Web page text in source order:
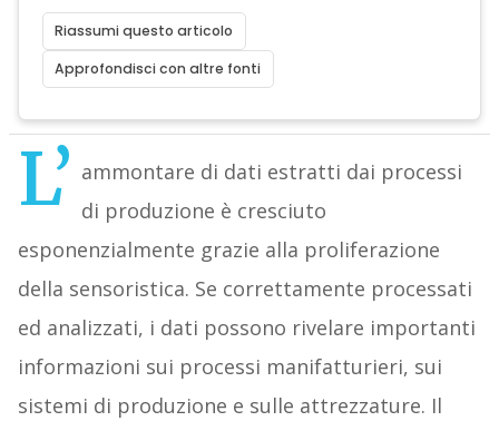
Riassumi questo articolo
Approfondisci con altre fonti
L’ ammontare di dati estratti dai processi
di produzione è cresciuto
esponenzialmente grazie alla proliferazione
della sensoristica. Se correttamente processati
ed analizzati, i dati possono rivelare importanti
informazioni sui processi manifatturieri, sui
sistemi di produzione e sulle attrezzature. Il